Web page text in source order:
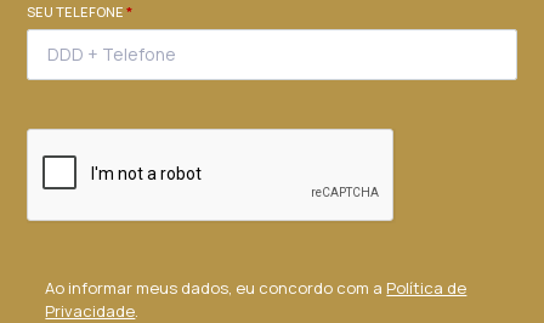
SEU TELEFONE*
Ao informar meus dados, eu concordo com a Política de
Privacidade.